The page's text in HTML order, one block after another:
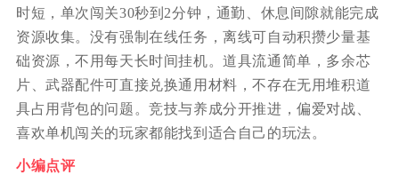
时短，单次闯关30秒到2分钟，通勤、休息间隙就能完成
资源收集。没有强制在线任务，离线可自动积攒少量基
础资源，不用每天长时间挂机。道具流通简单，多余芯
片、武器配件可直接兑换通用材料，不存在无用堆积道
具占用背包的问题。竞技与养成分开推进，偏爱对战、
喜欢单机闯关的玩家都能找到适合自己的玩法。
小编点评